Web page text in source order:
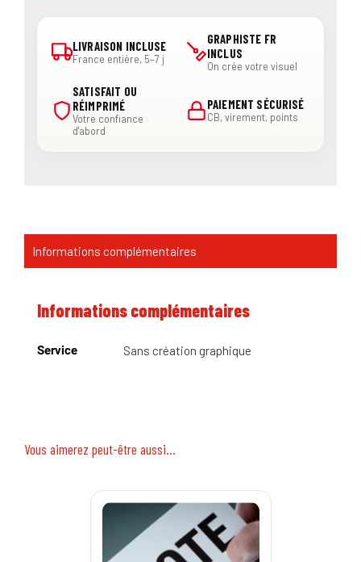
LIVRAISON INCLUSE
France entière, 5–7 j
GRAPHISTE FR
INCLUS
On crée votre visuel
SATISFAIT OU
RÉIMPRIMÉ
Votre confiance
d'abord
PAIEMENT SÉCURISÉ
CB, virement, points
Informations complémentaires
Informations complémentaires
Service Sans création graphique
Vous aimerez peut-être aussi…